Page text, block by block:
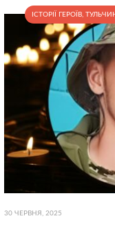
ІСТОРІЇ ГЕРОЇВ,
30 ЧЕРВНЯ, 2025